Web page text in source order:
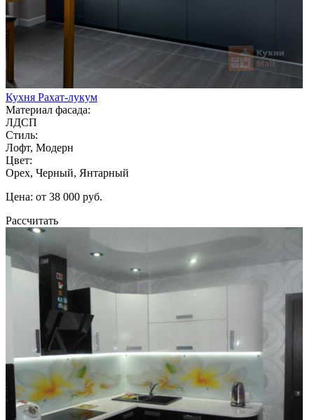
Кухня Рахат-лукум
Материал фасада:
ЛДСП
Стиль:
Лофт, Модерн
Цвет:
Орех, Черный, Янтарный
Цена: от 38 000 руб.
Рассчитать